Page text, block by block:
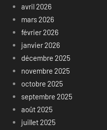
avril 2026
mars 2026
février 2026
janvier 2026
décembre 2025
novembre 2025
octobre 2025
septembre 2025
août 2025
juillet 2025